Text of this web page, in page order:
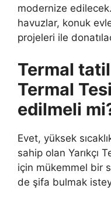
modernize
havuzlar, konuk
projeleri ile
Termal tatil
Termal
edilmeli
Evet, yüksek
sahip olan Yarıkçı
için mükemmel bir
de şifa bulmak